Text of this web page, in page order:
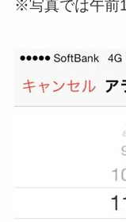
※写真では午前